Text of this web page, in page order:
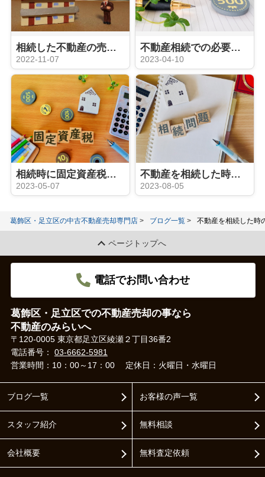
相続した不動産の売却方法 相続登記からの流れ
2022-11-07
不動産相続での必要な手続きや遺産分割の方法
2023-04-10
相続時に固定資産税がかからない土地とは？税金や活用方法もご紹介！
2023-05-07
不動産を相続した時の相談先は？
2023-08-05
葛飾区・足立区の中古不動産売却専門店 ブログ一覧 不動産を相続した時
ページトップへ
電話でお問い合わせ
葛飾区・足立区での不動産売却の事なら
不動産のみらいへ
〒120-0005 東京都足立区綾瀬２丁目36番2
電話番号： 03-6662-5981
営業時間：10：00～17：00
定休日：火曜日・水曜日
ブログ一覧
スタッフ紹介
会社概要
お客様の声一覧
無料相談
無料査定依頼